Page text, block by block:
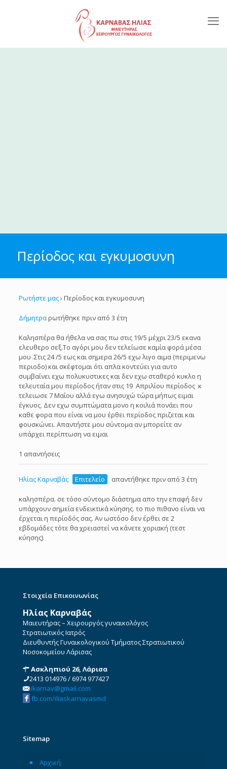
Περίοδος και εγκυμοσυνη
Ρωτήστε μας› Περίοδος και εγκυμοσυνη
Δήμητραρωτήθηκε πριν από 3 έτη
Καλησπέρα θα ήθελα να σας πω στις 19/5 μέχρι 23/5 εκανα
ελευθερο σεξ.Το αγόρι μου δεν τελείωσε καμία φορά μέσα
μου .Στις 24 /5 εως και σημερα 26/5 εχω λιγο αιμα (περιμενω
περιοδο) και σκέφτομαι ότι απλα κοντεύει για αυτο
συμβαίνει εχω πολυκυστικες και δεν εχω σταθερό κυκλο η
τελευταία μου περίοδος ήταν στις 19 Απριλίου περίοδος κ
τελειωσε 7 Μαΐου αλλά εγω ανησυχώ τώρα μήπως ειμαι
έγκυος. Δεν εχω συμπτώματα μονο η κοιλιά πονάει που
καθε φορα που είναι να μου έρθει περίοδος πριζεται και
φουσκώνει. Απαντήστε μου σύντομα αν μπορείτε αν
υπάρχει περίπτωση να ειμαι
1 απαντήσεις
Ηλίας Καρναβάς Επιτελείο απαντήθηκε πριν από 3 έτη
καλησπέρα. σε τόσο σύντομο διάστημα απο την επαφή δεν
υπάρχουν σημεία ενδεικτικά κύησης. το πιο πιθανο είναι να
έρχεται η περίοδός σας. Αν ωστόσο δεν έρθει σε 2
εβδομάδες τότε θα χρειαστεί να κάνετε χοριακή (τεστ
κύησης)
Στοιχεία Επικοινωνίας
Ηλίας Καρναβάς
Μαιευτήρας – Χειρουργός γυναικολόγος
Στρατιωτικός Ιατρός
Διευθυντής Γυναικολογικού Τμήματος Στρατιωτικού
Νοσοκομείου Λάρισας
Ασκληπιού 26, Λάρισα
2413 014976/6974 977427
ikarnav@gmail.com
fb.com/iliaskarnavasmd
Sitemap
Αρχική